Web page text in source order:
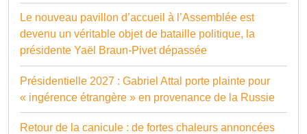
Le nouveau pavillon d’accueil à l’Assemblée est
devenu un véritable objet de bataille politique, la
présidente Yaël Braun-Pivet dépassée
Présidentielle 2027 : Gabriel Attal porte plainte pour
« ingérence étrangère » en provenance de la Russie
Retour de la canicule : de fortes chaleurs annoncées